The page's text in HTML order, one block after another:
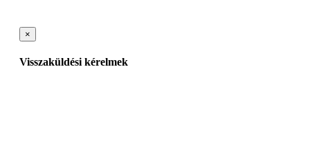
×
Visszaküldési kérelmek